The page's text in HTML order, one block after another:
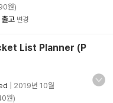
원)
고 변경
List Planner (P
2019년 10월
원)